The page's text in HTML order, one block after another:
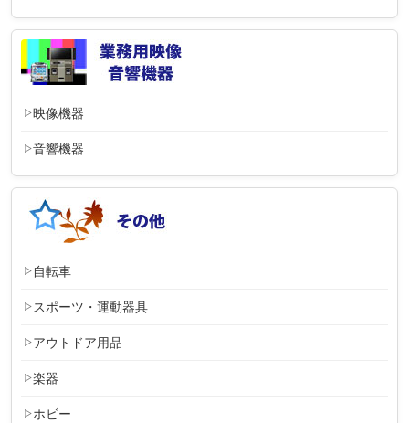
映像機器
音響機器
自転車
スポーツ・運動器具
アウトドア用品
楽器
ホビー